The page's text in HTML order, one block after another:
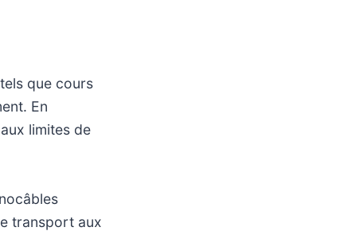
que cours
En
limites de
transport aux